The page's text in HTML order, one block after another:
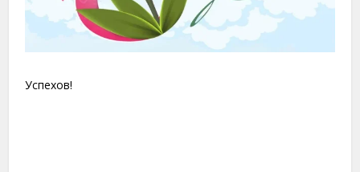
Успехов!